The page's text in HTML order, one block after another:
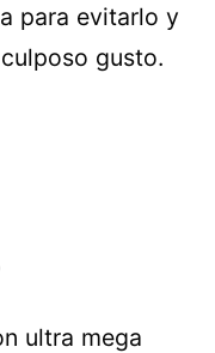
para evitarlo y
gusto.
ultra mega